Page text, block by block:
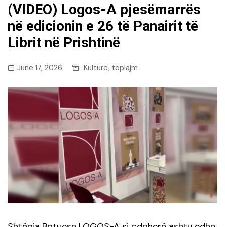
(VIDEO) Logos-A pjesëmarrës
në edicionin e 26 të Panairit të
Librit në Prishtinë
June 17, 2026 Kulturë, toplajm